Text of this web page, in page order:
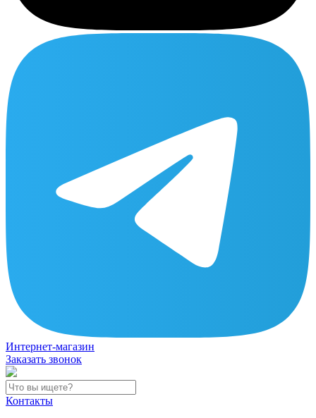
Интернет-магазин
Заказать звонок
Контакты